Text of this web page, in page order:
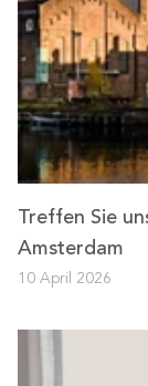
Treffen Sie
Amsterdam
10 April 2026